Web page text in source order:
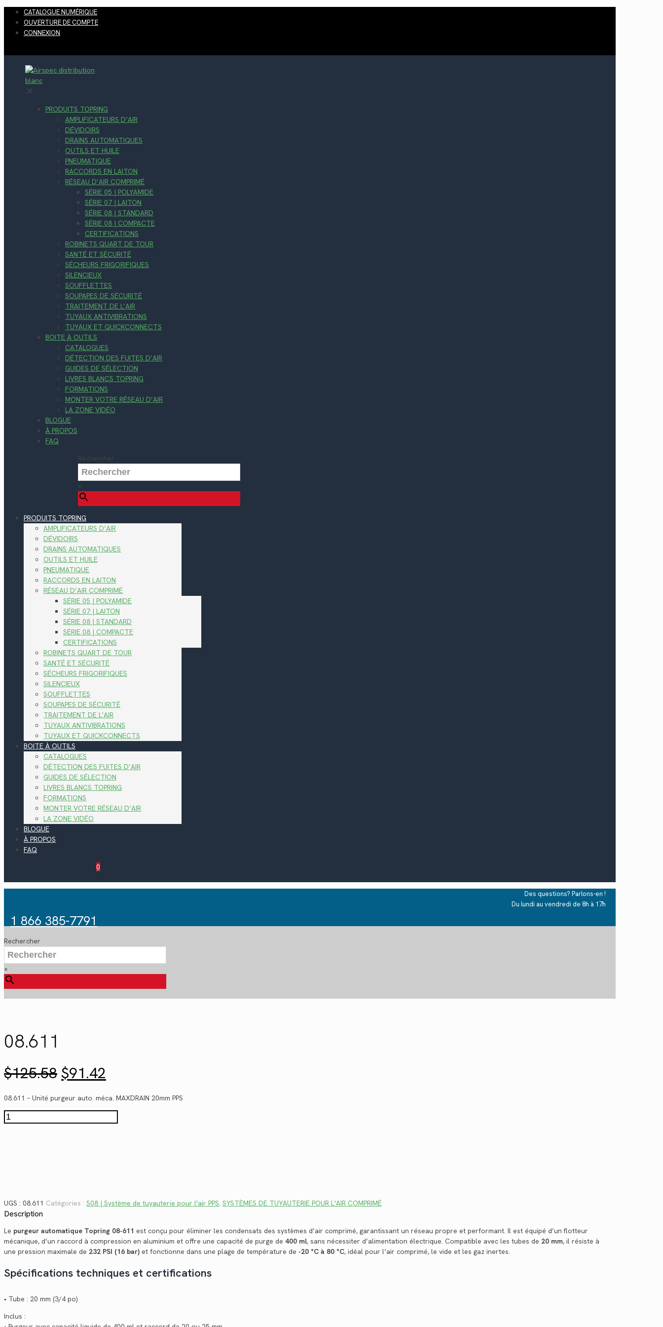
CATALOGUE NUMÉRIQUE
OUVERTURE DE COMPTE
CONNEXION
✕
PRODUITS TOPRING
AMPLIFICATEURS D’AIR
DÉVIDOIRS
DRAINS AUTOMATIQUES
OUTILS ET HUILE
PNEUMATIQUE
RACCORDS EN LAITON
RÉSEAU D’AIR COMPRIMÉ
SÉRIE 05 | POLYAMIDE
SÉRIE 07 | LAITON
SÉRIE 08 | STANDARD
SÉRIE 08 | COMPACTE
CERTIFICATIONS
ROBINETS QUART DE TOUR
SANTÉ ET SÉCURITÉ
SÉCHEURS FRIGORIFIQUES
SILENCIEUX
SOUFFLETTES
SOUPAPES DE SÉCURITÉ
TRAITEMENT DE L’AIR
TUYAUX ANTIVIBRATIONS
TUYAUX ET QUICKCONNECTS
BOITE À OUTILS
CATALOGUES
DÉTECTION DES FUITES D’AIR
GUIDES DE SÉLECTION
LIVRES BLANCS TOPRING
FORMATIONS
MONTER VOTRE RÉSEAU D’AIR
LA ZONE VIDÉO
BLOGUE
À PROPOS
FAQ
Rechercher
×
PRODUITS TOPRING
AMPLIFICATEURS D’AIR
DÉVIDOIRS
DRAINS AUTOMATIQUES
OUTILS ET HUILE
PNEUMATIQUE
RACCORDS EN LAITON
RÉSEAU D’AIR COMPRIMÉ
SÉRIE 05 | POLYAMIDE
SÉRIE 07 | LAITON
SÉRIE 08 | STANDARD
SÉRIE 08 | COMPACTE
CERTIFICATIONS
ROBINETS QUART DE TOUR
SANTÉ ET SÉCURITÉ
SÉCHEURS FRIGORIFIQUES
SILENCIEUX
SOUFFLETTES
SOUPAPES DE SÉCURITÉ
TRAITEMENT DE L’AIR
TUYAUX ANTIVIBRATIONS
TUYAUX ET QUICKCONNECTS
BOITE À OUTILS
CATALOGUES
DÉTECTION DES FUITES D’AIR
GUIDES DE SÉLECTION
LIVRES BLANCS TOPRING
FORMATIONS
MONTER VOTRE RÉSEAU D’AIR
LA ZONE VIDÉO
BLOGUE
À PROPOS
FAQ
0
Des questions? Parlons-en !
Du lundi au vendredi de 8h à 17h
1 866 385-7791
Rechercher
×
08.611
$125.58 Le
prix
initial
était :
$125.58.
$91.42
prix
actuel
est :
$91.42.
08.611 – Unité purgeur auto. méca. MAXDRAIN 20mm PPS
quantité
de
UGS : 08.611 Catégories : S08 | Système de tuyauterie pour l'air PPS, SYSTÈMES DE TUYAUTERIE POUR L'AIR COMPRIMÉ
Description
Le purgeur automatique Topring 08-611 est conçu pour éliminer les condensats des systèmes d’air comprimé, garantissant un réseau propre et performant. Il est équipé d’un flotteur
mécanique, d’un raccord à compression en aluminium et offre une capacité de purge de 400 ml, sans nécessiter d’alimentation électrique. Compatible avec les tubes de 20 mm, il résiste à
une pression maximale de 232 PSI (16 bar) et fonctionne dans une plage de température de -20 °C à 80 °C, idéal pour l’air comprimé, le vide et les gaz inertes.
Spécifications techniques et certifications
• Tube : 20 mm (3/4 po)
Inclus :